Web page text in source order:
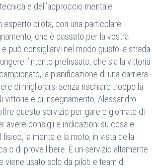
e dell’approccio mentale.
esperto pilota, con una particolare
che è passato per la vostra
può consigliarvi nel modo giusto la strada
l’intento prefissato, che sia la vittoria
la pianificazione di una carriera
di migliorarsi senza rischiare troppo la
vittorie e di insegnamento, Alessandro
questo servizio per gare e giornate di
avere consigli e indicazioni su cosa e
la mente e la moto, in vista della
o di prove libere. È un servizio altamente
viene usato solo da piloti e team di